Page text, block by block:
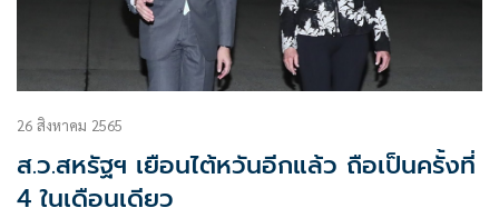
26 สิงหาคม 2565
ส.ว.สหรัฐฯ เยือนไต้หวันอีกแล้ว ถือเป็นครั้งที่
4 ในเดือนเดียว